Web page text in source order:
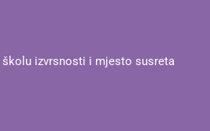
školu izvrsnosti i mjesto susreta